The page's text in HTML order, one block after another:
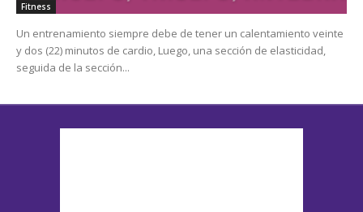
Fitness
Un entrenamiento siempre debe de tener un calentamiento veinte
y dos (22) minutos de cardio, Luego, una sección de elasticidad,
seguida de la sección...